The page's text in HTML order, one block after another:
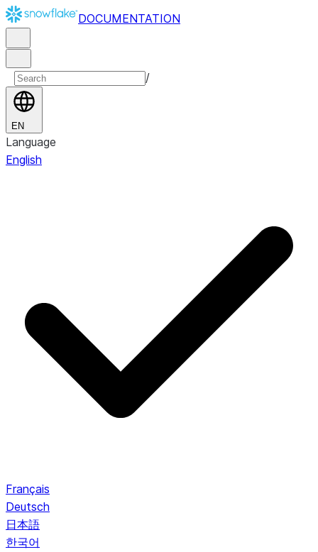
DOCUMENTATION
/
EN
Language
English
Français
Deutsch
日本語
한국어